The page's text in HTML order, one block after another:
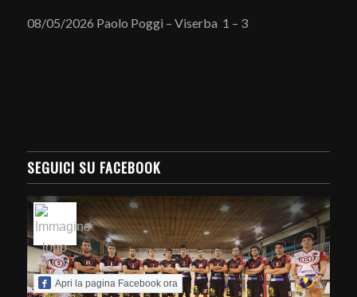
08/05/2026 Paolo Poggi – Viserba 1 – 3
SEGUICI SU FACEBOOK
Apri la pagina Facebook ora